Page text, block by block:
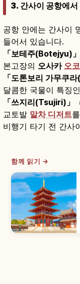
3. 간사이 공항에서
공항 안에는 간사이
들어서 있습니다.
「보테주(Botejyu)」
본고장의 오사카 오
「도톤보리 가무쿠
달콤한 국물이 특징인
「쓰지리(Tsujiri)」
교토발 말차 디저트
비행기 타기 전 간사
함께 읽기 →